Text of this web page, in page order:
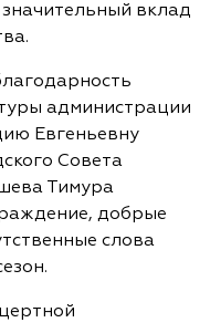
вклад
администрации
Евгеньевну
Совета
Тимура
добрые
слова